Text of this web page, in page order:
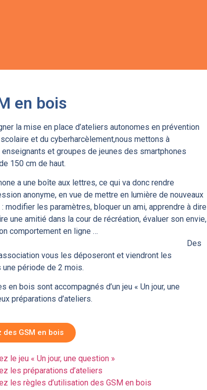
en bois
la mise en place d’ateliers autonomes en prévention
et du cyberharcèlement,nous mettons à
et groupes de jeunes des smartphones
150 cm de haut.
a une boîte aux lettres, ce qui va donc rendre
anonyme, en vue de mettre en lumière de nouveaux
modifier les paramètres, bloquer un ami, apprendre à dire
une amitié dans la cour de récréation, évaluer son envie,
son comportement en ligne …
vous les déposeront et viendront les
une période de 2 mois.
en bois sont accompagnés d’un jeu « Un jour, une
préparations d’ateliers.
des GSM en bois
le jeu « Un jour, une question »
les préparations d’ateliers
les règles d’utilisation des GSM en bois